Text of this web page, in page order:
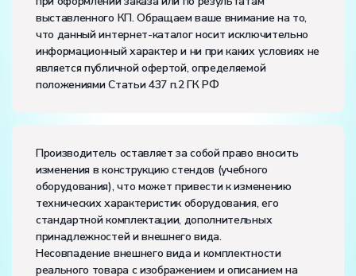
напряжение, В:220
частота, Гц:50
Класс защиты от поражения электрическим током:
Диапазон рабочих температур, ˚С:+10…+35
Влажность, %:до 80
выставленного КП. Обращаем ваше внимание на то,
что данный интернет-каталог носит исключительно
информационный характер и ни при каких условиях не
является публичной офертой, определяемой
положениями Статьи 437 п.2 ГК РФ
Производитель оставляет за собой право вносить
изменения в конструкцию стендов (учебного
оборудования), что может привести к изменению
технических характеристик оборудования, его
стандартной комплектации, дополнительных
принадлежностей и внешнего вида.
Несовпадение внешнего вида и комплектности
реального товара с изображением и описанием на